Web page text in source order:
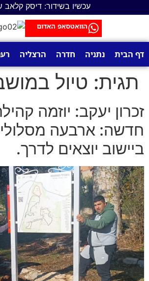
עכשיו בשידור: דיסק קלאב
הוואטסאפ האדום
דף הבית נתניה חדרה הרצליה
תגית: טיול
זכרון יעקב: יוזמה
חדשה: ארבעה
ביישוב יוצאים לדרך.